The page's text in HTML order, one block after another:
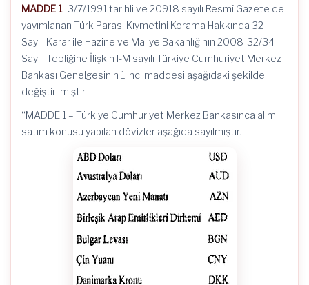
MADDE 1-3/7/1991 tarihli ve 20918 sayılı Resmî Gazete de
yayımlanan Türk Parası Kıymetini Korama Hakkında 32
Sayılı Karar ile Hazine ve Maliye Bakanlığının 2008-32/34
Sayılı Tebliğine İlişkin I-M sayılı Türkiye Cumhuriyet Merkez
Bankası Genelgesinin 1 inci maddesi aşağıdaki şekilde
değiştirilmiştir.
“MADDE 1 – Türkiye Cumhuriyet Merkez Bankasınca alım
satım konusu yapılan dövizler aşağıda sayılmıştır.